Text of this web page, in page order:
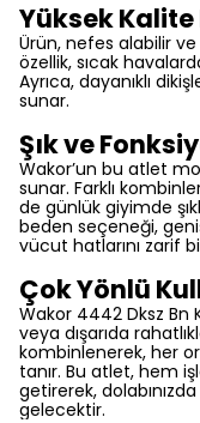
Yüksek
Ürün, nefes alabilir
özellik, sıcak
Ayrıca, dayanıklı
sunar.
Şık ve
Wakor’un bu atlet
sunar. Farklı
de günlük giyimde
beden seçeneği,
vücut hatlarını zarif
Çok Yönlü
Wakor 4442 Dksz Bn
veya dışarıda
kombinlenerek, her
tanır. Bu atlet, hem
getirerek,
gelecektir.